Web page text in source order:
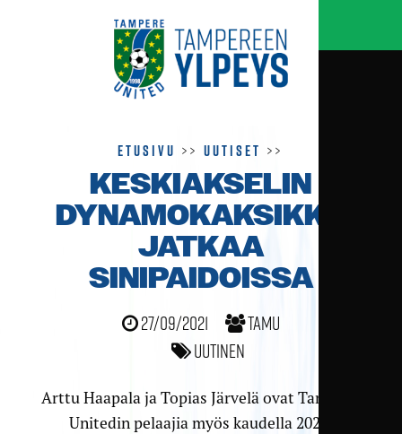
Etusivu >>Uutiset >>
KESKIAKSELIN
DYNAMOKAKSIKKO
JATKAA
SINIPAIDOISSA
27/09/2021
TamU
Uutinen
Arttu Haapala ja Topias Järvelä ovat Tampere
Unitedin pelaajia myös kaudella 2022.